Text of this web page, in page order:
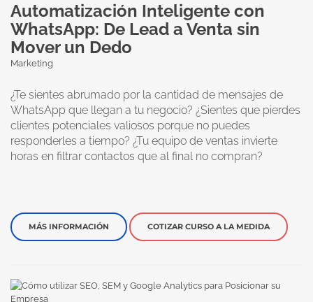
Automatización Inteligente con
WhatsApp: De Lead a Venta sin
Mover un Dedo
Marketing
¿Te sientes abrumado por la cantidad de mensajes de
WhatsApp que llegan a tu negocio? ¿Sientes que pierdes
clientes potenciales valiosos porque no puedes
responderles a tiempo? ¿Tu equipo de ventas invierte
horas en filtrar contactos que al final no compran?
MÁS INFORMACIÓN COTIZAR CURSO A LA MEDIDA